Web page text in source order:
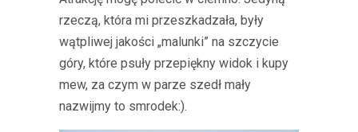
rzeczą, która mi przeszkadzała, były
wątpliwej jakości „malunki” na szczycie
góry, które psuły przepiękny widok i kupy
mew, za czym w parze szedł mały
nazwijmy to smrodek:).